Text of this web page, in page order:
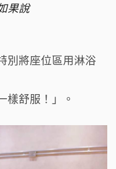
果說
別將座位區用淋浴
樣舒服！」。